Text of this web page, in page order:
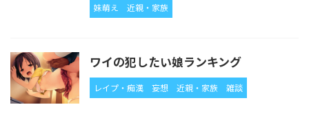
妹萌え 近親・家族
ワイの犯したい娘ランキング
レイプ・痴漢 妄想 近親・家族 雑談